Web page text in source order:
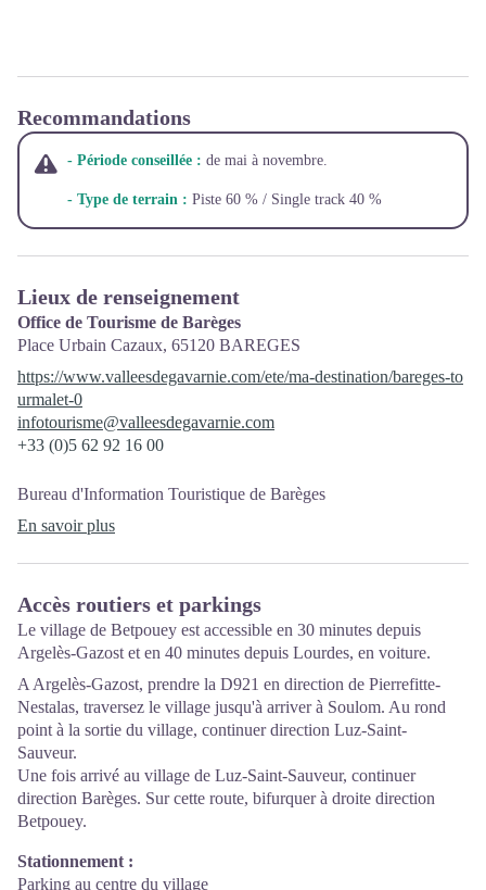
Recommandations
- Période conseillée : de mai à novembre.
- Type de terrain : Piste 60 % / Single track 40 %
Lieux de renseignement
Office de Tourisme de Barèges
Place Urbain Cazaux, 65120 BAREGES
https://www.valleesdegavarnie.com/ete/ma-destination/bareges-to
urmalet-0
infotourisme@valleesdegavarnie.com
+33 (0)5 62 92 16 00
Bureau d'Information Touristique de Barèges
En savoir plus
Accès routiers et parkings
Le village de Betpouey est accessible en 30 minutes depuis
Argelès-Gazost et en 40 minutes depuis Lourdes, en voiture.
A Argelès-Gazost, prendre la D921 en direction de Pierrefitte-
Nestalas, traversez le village jusqu'à arriver à Soulom. Au rond
point à la sortie du village, continuer direction Luz-Saint-
Sauveur.
Une fois arrivé au village de Luz-Saint-Sauveur, continuer
direction Barèges. Sur cette route, bifurquer à droite direction
Betpouey.
Stationnement :
Parking au centre du village